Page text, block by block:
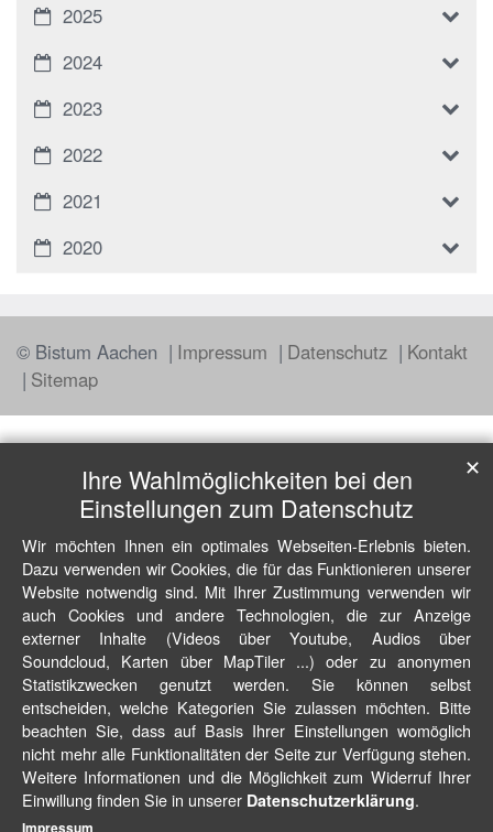
2025
2024
2023
2022
2021
2020
© Bistum Aachen Impressum Datenschutz
Kontakt
Sitemap
Ihre Wahlmöglichkeiten bei den
Einstellungen zum Datenschutz
Wir möchten Ihnen ein optimales Webseiten-Erlebnis bieten.
Dazu verwenden wir Cookies, die für das Funktionieren unserer
Website notwendig sind. Mit Ihrer Zustimmung verwenden wir
auch Cookies und andere Technologien, die zur Anzeige
externer Inhalte (Videos über Youtube, Audios über
Soundcloud, Karten über MapTiler ...) oder zu anonymen
Statistikzwecken genutzt werden. Sie können selbst
entscheiden, welche Kategorien Sie zulassen möchten. Bitte
beachten Sie, dass auf Basis Ihrer Einstellungen womöglich
nicht mehr alle Funktionalitäten der Seite zur Verfügung stehen.
Weitere Informationen und die Möglichkeit zum Widerruf Ihrer
Einwillung finden Sie in unserer Datenschutzerklärung.
✕
Impressum